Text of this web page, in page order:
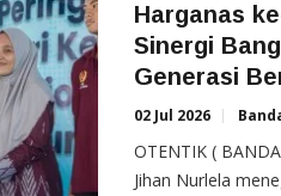
Harganas
Sinergi
Generasi
02 Jul 2026
OTENTIK (
Jihan Nurlela